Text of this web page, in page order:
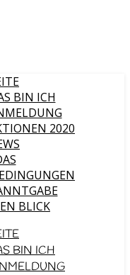
BIN ICH
2020
BLICK
BIN ICH